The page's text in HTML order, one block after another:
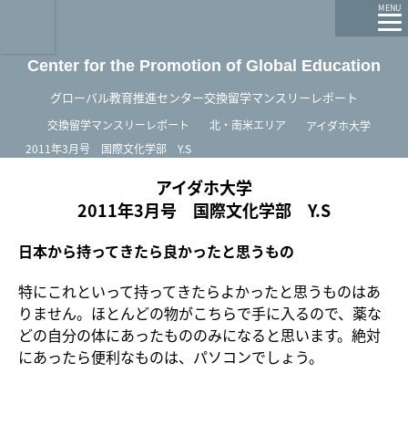
MENU
Center for the Promotion of Global Education
グローバル教育推進センター交換留学マンスリーレポート
ホーム
交換留学マンスリーレポート 北・南米エリア
アイダホ大学
2011年3月号 国際文化学部 Y.S
アイダホ大学
2011年3月号 国際文化学部 Y.S
日本から持ってきたら良かったと思うもの
特にこれといって持ってきたらよかったと思うものはあ
りません。ほとんどの物がこちらで手に入るので、薬な
どの自分の体にあったもののみになると思います。絶対
にあったら便利なものは、パソコンでしょう。